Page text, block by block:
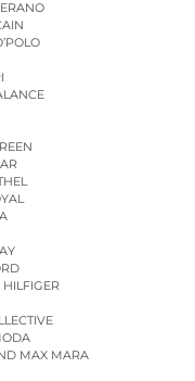
MAX MARA